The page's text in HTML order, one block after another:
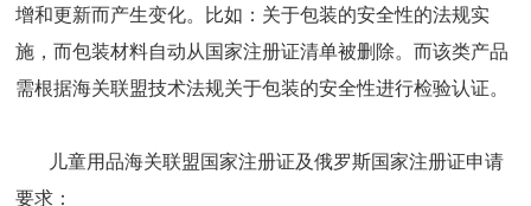
增和更新而产生变化。比如：关于包装的安全性的法规实
施，而包装材料自动从国家注册证清单被删除。而该类产品
需根据海关联盟技术法规关于包装的安全性进行检验认证。
儿童用品海关联盟国家注册证及俄罗斯国家注册证申请
要求：